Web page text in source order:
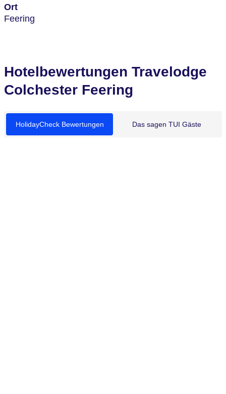
Ort
Feering
Hotelbewertungen Travelodge
Colchester Feering
HolidayCheck Bewertungen Das sagen TUI Gäste